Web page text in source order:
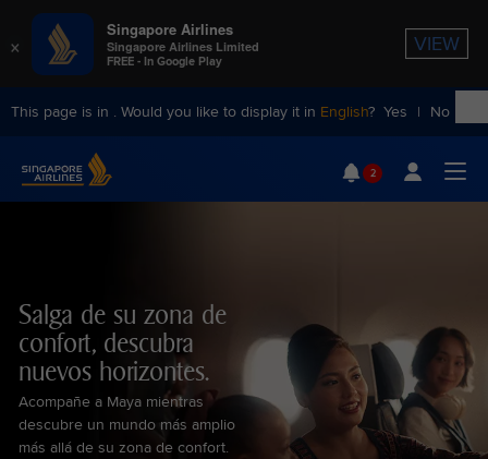
This page is in . Would you like to display it in English? Yes | No
Singapore Airlines Home
2
Salga de su zona de
confort, descubra
nuevos horizontes.
Acompañe a Maya mientras
descubre un mundo más amplio
más allá de su zona de confort.
× Singapore Airlines
Singapore Airlines Limited
FREE - In Google Play
VIEW